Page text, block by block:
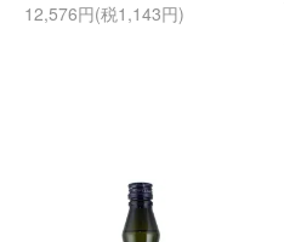
12,576円(税1,143円)